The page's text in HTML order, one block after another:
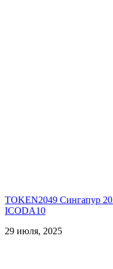
TOKEN2049 Сингапур
ICODA10
29 июля, 2025